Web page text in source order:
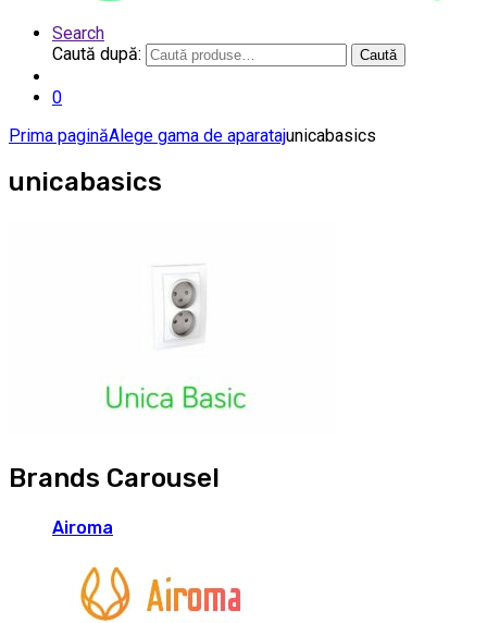
Search
Caută după:
Caută
0
Prima paginăAlege gama de aparatajunicabasics
unicabasics
Brands Carousel
Airoma